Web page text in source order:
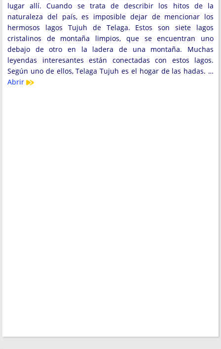
lugar allí. Cuando se trata de describir los hitos de la
naturaleza del país, es imposible dejar de mencionar los
hermosos lagos Tujuh de Telaga. Estos son siete lagos
cristalinos de montaña limpios, que se encuentran uno
debajo de otro en la ladera de una montaña. Muchas
leyendas interesantes están conectadas con estos lagos.
Según uno de ellos, Telaga Tujuh es el hogar de las hadas. …
Abrir